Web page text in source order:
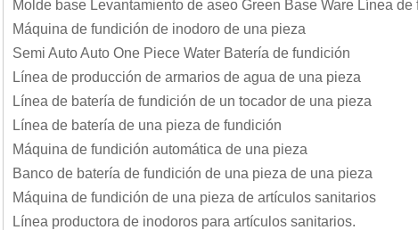
Molde base Levantamiento de aseo Green Base Ware Línea de
Máquina de fundición de inodoro de una pieza
Semi Auto Auto One Piece Water Batería de fundición
Línea de producción de armarios de agua de una pieza
Línea de batería de fundición de un tocador de una pieza
Línea de batería de una pieza de fundición
Máquina de fundición automática de una pieza
Banco de batería de fundición de una pieza de una pieza
Máquina de fundición de una pieza de artículos sanitarios
Línea productora de inodoros para artículos sanitarios.